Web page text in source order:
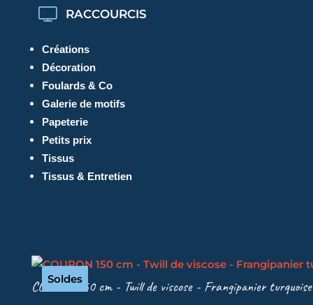
RACCOURCIS
Créations
Décoration
Foulards & Co
Galerie de motifs
Papeterie
Petits prix
Tissus
Tissus & Entretien
Soldes
COUPON 150 cm - Twill de viscose - Frangipanier turquoise